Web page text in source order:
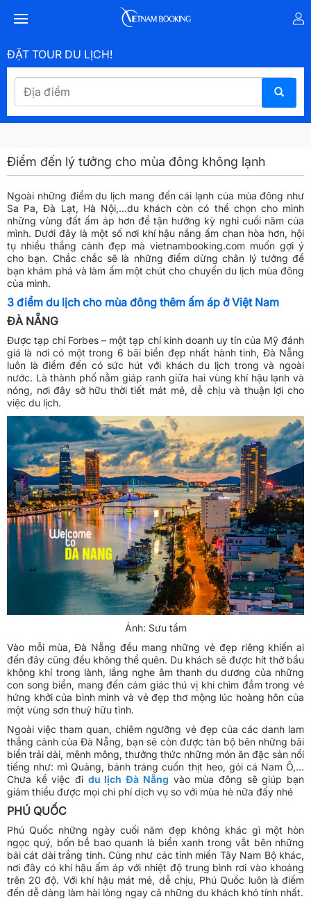
ĐẶT TOUR DU LỊCH!
Điểm đến lý tưởng cho mùa đông không lạnh
Ngoài những điểm du lịch mang đến cái lạnh của mùa đông như
Sa Pa, Đà Lạt, Hà Nội,...du khách còn có thể chọn cho mình
những vùng đất ấm áp hơn để tận hưởng kỳ nghỉ cuối năm của
mình. Dưới đây là một số nơi khí hậu nắng ấm chan hòa hơn, hội
tụ nhiều thắng cảnh đẹp mà vietnambooking.com muốn gợi ý
cho bạn. Chắc chắc sẽ là những điểm dừng chân lý tưởng để
bạn khám phá và làm ấm một chút cho chuyến du lịch mùa đông
của mình.
3 điểm du lịch cho mùa đông thêm ấm áp ở Việt Nam
ĐÀ NẴNG
Được tạp chí Forbes – một tạp chí kinh doanh uy tín của Mỹ đánh
giá là nơi có một trong 6 bãi biển đẹp nhất hành tinh, Đà Nẵng
luôn là điểm đến có sức hút với khách du lịch trong và ngoài
nước. Là thành phố nằm giáp ranh giữa hai vùng khí hậu lạnh và
nóng, nơi đây sở hữu thời tiết mát mẻ, dễ chịu và thuận lợi cho
việc du lịch.
Ảnh: Sưu tầm
Vào mỗi mùa, Đà Nẵng đều mang những vẻ đẹp riêng khiến ai
đến đây cũng đều không thể quên. Du khách sẽ được hít thở bầu
không khí trong lành, lắng nghe âm thanh du dương của những
con song biển, mang đến cảm giác thú vị khi chìm đắm trong vẻ
hứng khởi của bình minh và vẻ đẹp thơ mộng lúc hoàng hôn của
một vùng sơn thuỷ hữu tình.
Ngoài việc tham quan, chiêm ngưỡng vẻ đẹp của các danh lam
thắng cảnh của Đà Nẵng, bạn sẽ còn được tản bộ bên những bãi
biển trải dài, mênh mông, thưởng thức những món ăn đặc sản nổi
tiếng như: mì Quảng, bánh tráng cuốn thịt heo, gỏi cá Nam Ô,…
Chưa kể việc đi du lịch Đà Nẵng vào mùa đông sẽ giúp bạn
giảm thiểu được mọi chi phí dịch vụ so với mùa hè nữa đấy nhé
PHÚ QUỐC
Phú Quốc những ngày cuối năm đẹp không khác gì một hòn
ngọc quý, bốn bề bao quanh là biển xanh trong vắt bên những
bãi cát dài trắng tinh. Cũng như các tỉnh miền Tây Nam Bộ khác,
nơi đây có khí hậu ấm áp với nhiệt độ trung bình rơi vào khoảng
trên 20 độ. Với khí hậu mát mẻ, dễ chịu, Phú Quốc luôn là điểm
đến dễ dàng làm hài lòng ngay cả những du khách khó tính nhất.